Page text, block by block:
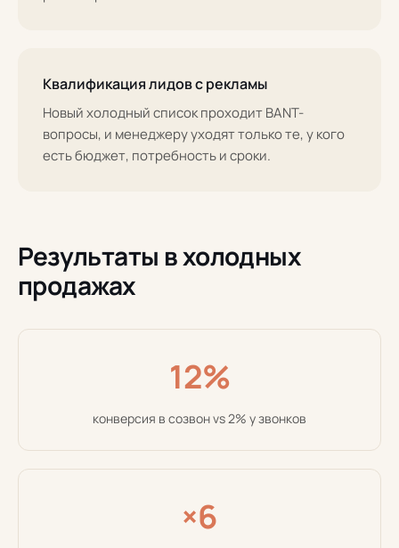
Квалификация лидов с рекламы
Новый холодный список проходит BANT-
вопросы, и менеджеру уходят только те, у кого
есть бюджет, потребность и сроки.
Результаты в холодных
продажах
12%
конверсия в созвон vs 2% у звонков
×6